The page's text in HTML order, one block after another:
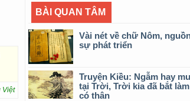
Việt
BÀI QUAN TÂM
Vài nét về chữ Nôm,
sự phát triển
Truyện Kiều: Ngẫm hay
tại Trời, Trời kia đã bắt
có thân